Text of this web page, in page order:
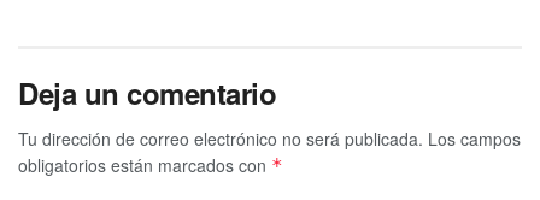
Deja un comentario
Tu dirección de correo electrónico no será publicada. Los campos
obligatorios están marcados con *